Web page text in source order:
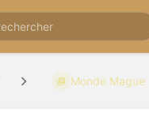
Monde Mague